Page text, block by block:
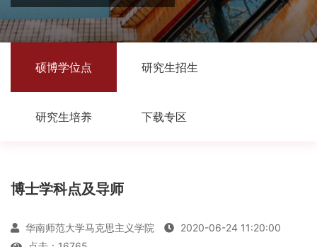
硕博学位点 研究生招生
研究生培养 下载专区
博士学科点及导师
华南师范大学马克思主义学院
2020-06-24 11:20:00